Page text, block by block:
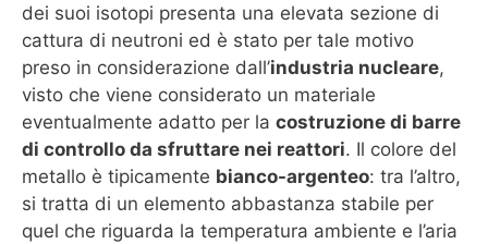
dei suoi isotopi presenta una elevata sezione di
cattura di neutroni ed è stato per tale motivo
preso in considerazione dall’industria nucleare,
visto che viene considerato un materiale
eventualmente adatto per la costruzione di barre
di controllo da sfruttare nei reattori. Il colore del
metallo è tipicamente bianco-argenteo: tra l’altro,
si tratta di un elemento abbastanza stabile per
quel che riguarda la temperatura ambiente e l’aria